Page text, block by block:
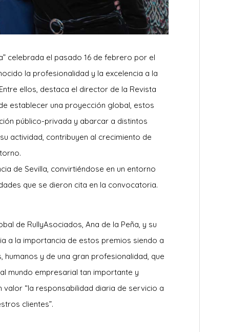
celebrada el pasado 16 de febrero por el
la profesionalidad y la excelencia a la
ellos, destaca el director de la Revista
establecer una proyección global, estos
público-privada y abarcar a distintos
actividad, contribuyen al crecimiento de
de Sevilla, convirtiéndose en un entorno
que se dieron cita en la convocatoria.
de RullyAsociados, Ana de la Peña, y su
a la importancia de estos premios siendo a
humanos y de una gran profesionalidad, que
mundo empresarial tan importante y
“la responsabilidad diaria de servicio a
clientes”.